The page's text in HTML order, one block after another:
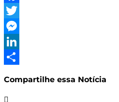
Facebook
Twitter
Messenger
LinkedIn
Compartilhe essa Notícia